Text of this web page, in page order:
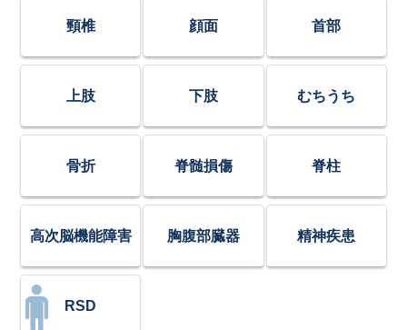
頸椎 顔面 首部
上肢 下肢 むちうち
骨折 脊髄損傷 脊柱
高次脳機能障害 胸腹部臓器 精神疾患
RSD